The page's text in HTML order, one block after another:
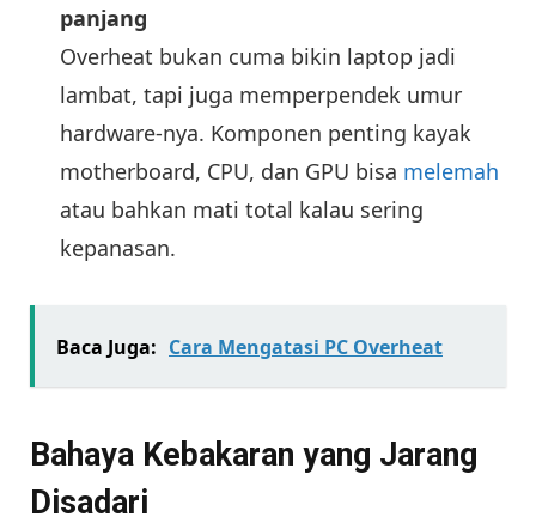
panjang
Overheat bukan cuma bikin laptop jadi
lambat, tapi juga memperpendek umur
hardware-nya. Komponen penting kayak
motherboard, CPU, dan GPU bisa melemah
atau bahkan mati total kalau sering
kepanasan.
Baca Juga: Cara Mengatasi PC Overheat
Bahaya Kebakaran yang Jarang
Disadari